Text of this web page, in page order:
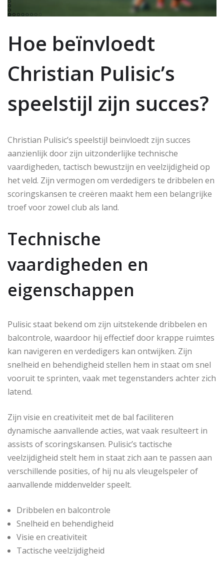
Hoe beïnvloedt
Christian Pulisic’s
speelstijl zijn succes?
Christian Pulisic’s speelstijl beïnvloedt zijn succes
aanzienlijk door zijn uitzonderlijke technische
vaardigheden, tactisch bewustzijn en veelzijdigheid op
het veld. Zijn vermogen om verdedigers te dribbelen en
scoringskansen te creëren maakt hem een belangrijke
troef voor zowel club als land.
Technische
vaardigheden en
eigenschappen
Pulisic staat bekend om zijn uitstekende dribbelen en
balcontrole, waardoor hij effectief door krappe ruimtes
kan navigeren en verdedigers kan ontwijken. Zijn
snelheid en behendigheid stellen hem in staat om snel
vooruit te sprinten, vaak met tegenstanders achter zich
latend.
Zijn visie en creativiteit met de bal faciliteren
dynamische aanvallende acties, wat vaak resulteert in
assists of scoringskansen. Pulisic’s tactische
veelzijdigheid stelt hem in staat zich aan te passen aan
verschillende posities, of hij nu als vleugelspeler of
aanvallende middenvelder speelt.
Dribbelen en balcontrole
Snelheid en behendigheid
Visie en creativiteit
Tactische veelzijdigheid